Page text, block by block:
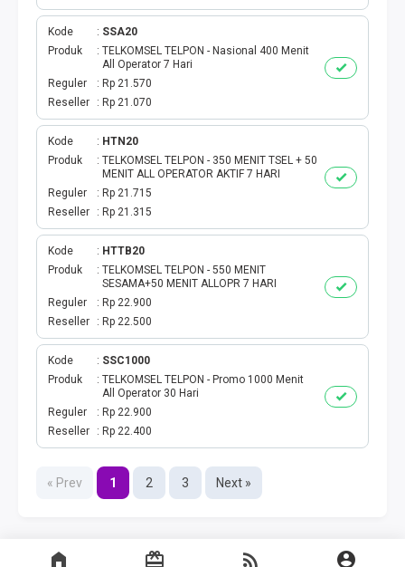
Kode
SSA20
Produk
TELKOMSEL TELPON - Nasional 400 Menit
All Operator 7 Hari
Reguler
Rp 21.570
Reseller
Rp 21.070
Kode
HTN20
Produk
TELKOMSEL TELPON - 350 MENIT TSEL + 50
MENIT ALL OPERATOR AKTIF 7 HARI
Reguler
Rp 21.715
Reseller
Rp 21.315
Kode
HTTB20
Produk
TELKOMSEL TELPON - 550 MENIT
SESAMA+50 MENIT ALLOPR 7 HARI
Reguler
Rp 22.900
Reseller
Rp 22.500
Kode
SSC1000
Produk
TELKOMSEL TELPON - Promo 1000 Menit
All Operator 30 Hari
Reguler
Rp 22.900
Reseller
Rp 22.400
« Prev 1 2 3 Next »